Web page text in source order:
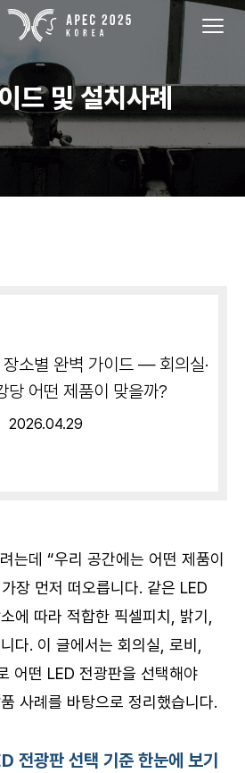
드 및 설치사례
소별 완벽 가이드 — 회의실·
당 어떤 제품이 맞을까?
2026.04.29
는데 “우리 공간에는 어떤 제품이
장 먼저 떠오릅니다. 같은 LED
에 따라 적합한 픽셀피치, 밝기,
다. 이 글에서는 회의실, 로비,
어떤 LED 전광판을 선택해야
사례를 바탕으로 정리했습니다.
전광판 선택 기준 한눈에 보기